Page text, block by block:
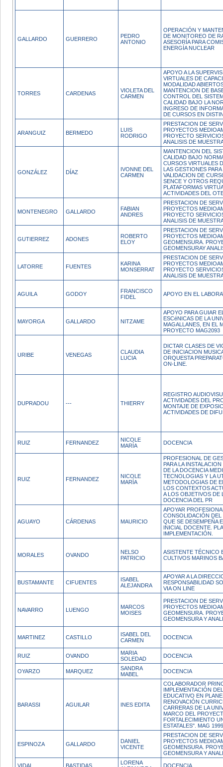
GALLARDO GUERRERO
PEDRO
ANTONIO
OPERACIÓN Y
DE MONITOREO DE
ASESORÍA PARA
ENERGÍA NUCLEAR
TORRES CARDENAS
VIOLETA DEL
CARMEN
APOYO A LA
VIRTUALES DE
MODALIDAD
MANTENCION DE
CONTROL DEL
CALIDAD BAJO LA
INGRESO DE
DE CURSOS EN
ARANGUIZ BERMEDO
LUIS
RODRIGO
PRESTACION DE
PROYECTOS
PROYECTO
ANALISIS DE
GONZÁLEZ DÍAZ
IVONNE DEL
CARMEN
MANTENCION DEL
CALIDAD BAJO
CURSOS VIRTUALES
LAS GESTIONES
VALIDACION DE
SENCE Y OTROS
PLATAFORMAS
ACTIVIDADES DEL
MONTENEGRO GALLARDO
FABIAN
ANDRES
PRESTACION DE
PROYECTOS
PROYECTO
ANALISIS DE
GUTIERREZ ADONES
ROBERTO
ELOY
PRESTACION DE
PROYECTOS
GEOMENSURA.
GEOMENSURAY
LATORRE FUENTES
KARINA
MONSERRAT
PRESTACION DE
PROYECTOS
PROYECTO
ANALISIS DE
AGUILA GODOY
FRANCISCO
FIDEL
APOYO EN EL
MAYORGA GALLARDO NITZAME
APOYO PARA GUIAR
ESCéNICAS DE LA
MAGALLANES, EN EL
PROYECTO MAG2093
URIBE VENEGAS
CLAUDIA
LUCIA
DICTAR CLASES DE
DE INICIACION
ORQUESTA
ON-LINE.
DUPRADOU --- THIERRY
REGISTRO
ACTIVIDADES DEL
MONTAJE DE
ACTIVIDADES DE
RUIZ FERNANDEZ
NICOLE
MARÍA
DOCENCIA
RUIZ FERNANDEZ
NICOLE
MARÍA
PROFESIONAL DE
PARA LA
DE LA DOCENCIA
TECNOLOGIAS Y LA
METODOLOGIAS DE
LOS CONTEXTOS
A LOS OBJETIVOS DE
DOCENCIA DEL PR
AGUAYO CÁRDENAS MAURICIO
APOYAR
CONSOLIDACIÓN
QUE SE DESEMPEÑA
INICIAL DOCENTE.
IMPLEMENTACIÓN.
MORALES OVANDO
NELSO
PATRICIO
ASISTENTE TÉCNICO
CULTIVOS MARINOS
BUSTAMANTE CIFUENTES
ISABEL
ALEJANDRA
APOYAR A LA
RESPONSABILIDAD
VIA ON LINE
NAVARRO LUENGO
MARCOS
MOISES
PRESTACION DE
PROYECTOS
GEOMENSURA.
GEOMENSURA Y
MARTINEZ CASTILLO
ISABEL DEL
CARMEN
DOCENCIA
RUIZ OVANDO
MARIA
SOLEDAD
DOCENCIA
OYARZO MARQUEZ
SANDRA
MABEL
DOCENCIA
BARASSI AGUILAR INES EDITA
COLABORADOR
IMPLEMENTACIÓN
EDUCATIVO EN
RENOVACIÓN
CARRERAS DE LA
MARCO DEL
FORTALECIMIENTO
ESTATALES". MAG
ESPINOZA GALLARDO
DANIEL
VICENTE
PRESTACION DE
PROYECTOS
GEOMENSURA.
GEOMENSURA Y
VIDAL BASTIDAS
LORENA
DOCENCIA